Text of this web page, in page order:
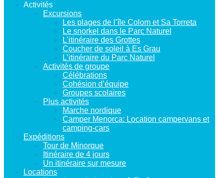
Activités
Excursions
Les plages de l’île Colom et Sa Torreta
Le snorkel dans le Parc Naturel
L’itinéraire des Grottes
Coucher de soleil à Es Grau
L’itinéraire du Parc Naturel
Activités de groupe
Célébrations
Cohésion d’équipe
Groupes scolaires
Plus activités
Marche nordique
Camper Menorca: Location campervans et
camping-cars
Expéditions
Tour de Minorque
Itinéraire de 4 jours
Un itinéraire sur mesure
Locations